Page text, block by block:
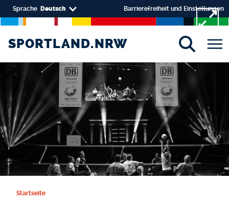
Direkt zum Inhalt
Select your language
Sprache Deutsch Barrierefreiheit und Einstellungen
SPORTLAND.NRW
SPORTLAND.NRW
Startseite